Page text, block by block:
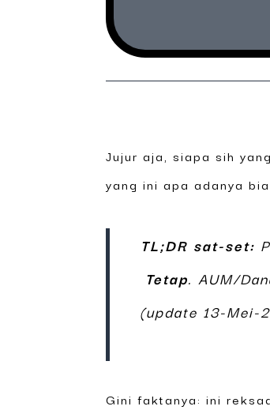
Jujur aja, siapa sih
yang ini apa adanya
TL;DR sat-set:
Tetap. AUM/
(update 13-Mei-
Gini faktanya: ini